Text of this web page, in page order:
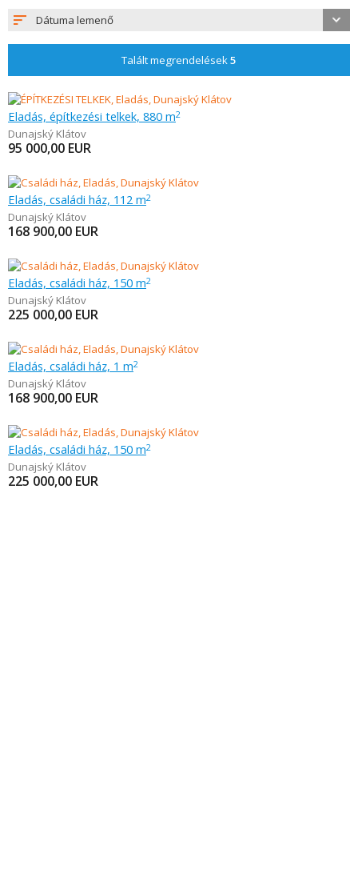
Dátuma lemenő
Talált megrendelések5
Eladás, építkezési telkek, 880 m2
Dunajský Klátov
95 000,00 EUR
Eladás, családi ház, 112 m2
Dunajský Klátov
168 900,00 EUR
Eladás, családi ház, 150 m2
Dunajský Klátov
225 000,00 EUR
Eladás, családi ház, 1 m2
Dunajský Klátov
168 900,00 EUR
Eladás, családi ház, 150 m2
Dunajský Klátov
225 000,00 EUR